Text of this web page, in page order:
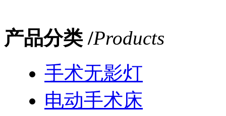
产品分类 /Products
手术无影灯
电动手术床